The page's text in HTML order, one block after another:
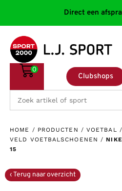
Direct een
Clubshops
0
HOME / PRODUCTEN / VOETBAL /
VELD VOETBALSCHOENEN /
15